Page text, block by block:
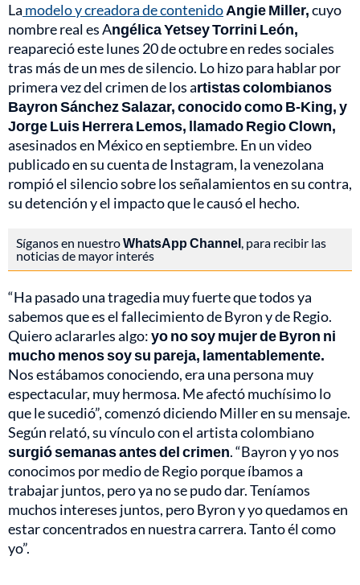
La modelo y creadora de contenidoAngie Miller,cuyo
nombre real es Angélica Yetsey Torrini León,
reapareció este lunes 20 de octubre en redes sociales
tras más de un mes de silencio. Lo hizo para hablar por
primera vez del crimen de los artistas colombianos
Bayron Sánchez Salazar, conocido como B-King, y
Jorge Luis Herrera Lemos, llamado Regio Clown,
asesinados en México en septiembre. En un video
publicado en su cuenta de Instagram, la venezolana
rompió el silencio sobre los señalamientos en su contra,
su detención y el impacto que le causó el hecho.
Síganos en nuestroWhatsApp Channel, para recibir las
noticias de mayor interés
“Ha pasado una tragedia muy fuerte que todos ya
sabemos que es el fallecimiento de Byron y de Regio.
Quiero aclararles algo:yo no soy mujer de Byron ni
mucho menos soy su pareja, lamentablemente.
Nos estábamos conociendo, era una persona muy
espectacular, muy hermosa. Me afectó muchísimo lo
que le sucedió”, comenzó diciendo Miller en su mensaje.
Según relató, su vínculo con el artista colombiano
surgió semanas antes del crimen. “Bayron y yo nos
conocimos por medio de Regio porque íbamos a
trabajar juntos, pero ya no se pudo dar. Teníamos
muchos intereses juntos, pero Byron y yo quedamos en
estar concentrados en nuestra carrera. Tanto él como
yo”.